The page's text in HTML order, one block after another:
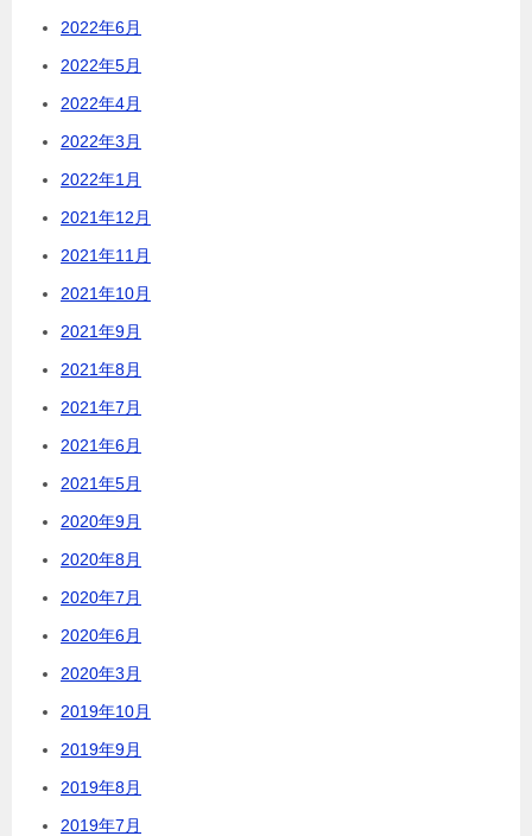
2022年6月
2022年5月
2022年4月
2022年3月
2022年1月
2021年12月
2021年11月
2021年10月
2021年9月
2021年8月
2021年7月
2021年6月
2021年5月
2020年9月
2020年8月
2020年7月
2020年6月
2020年3月
2019年10月
2019年9月
2019年8月
2019年7月